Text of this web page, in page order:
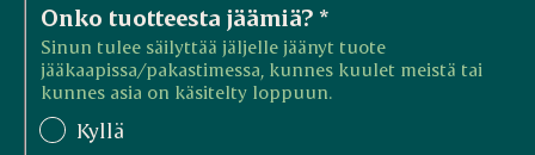
Onko tuotteesta jäämiä? *
Sinun tulee säilyttää jäljelle jäänyt tuote
jääkaapissa/pakastimessa, kunnes kuulet meistä tai
kunnes asia on käsitelty loppuun.
Kyllä